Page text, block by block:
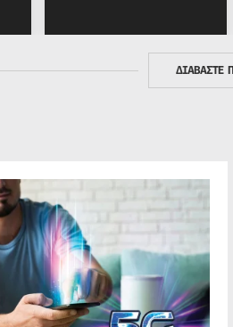
ΔΙΑΒΑΣΤΕ